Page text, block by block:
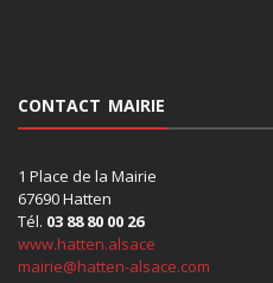
CONTACT MAIRIE
1 Place de la Mairie
67690 Hatten
Tél. 03 88 80 00 26
www.hatten.alsace
mairie@hatten-alsace.com